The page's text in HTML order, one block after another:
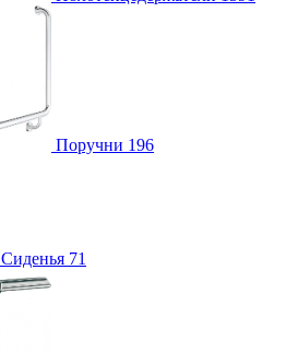
Поручни 196
Сиденья 71